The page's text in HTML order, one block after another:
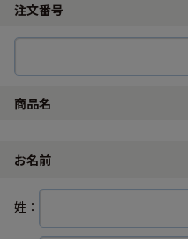
注文番号
商品名
お名前
姓：